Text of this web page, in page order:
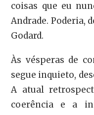
coisas que eu
Andrade. Poderia,
Godard.
Às vésperas de
segue inquieto,
A atual
coerência e a